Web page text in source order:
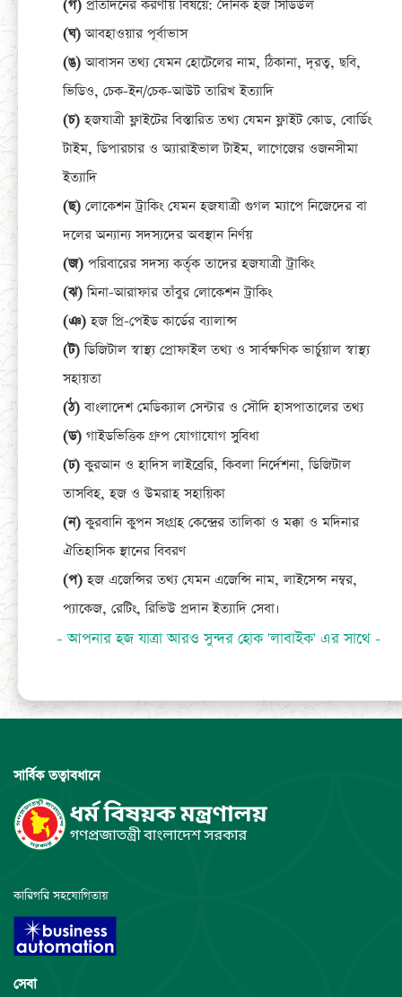
(গ) প্রতিদিনের করণীয় বিষয়ে: দৈনিক হজ সিডিউল
(ঘ)আবহাওয়ার পূর্বাভাস
(ঙ)আবাসন তথ্য যেমন হোটেলের নাম, ঠিকানা, দূরত্ব, ছবি,
ভিডিও, চেক-ইন/চেক-আউট তারিখ ইত্যাদি
(চ)হজযাত্রী ফ্লাইটের বিস্তারিত তথ্য যেমন ফ্লাইট কোড, বোর্ডিং
টাইম, ডিপারচার ও অ্যারাইভাল টাইম, লাগেজের ওজনসীমা
ইত্যাদি
(ছ) লোকেশন ট্রাকিং যেমন হজযাত্রী গুগল ম্যাপে নিজেদের বা
দলের অন্যান্য সদস্যদের অবস্থান নির্ণয়
(জ) পরিবারের সদস্য কর্তৃক তাদের হজযাত্রী ট্রাকিং
(ঝ)মিনা-আরাফার তাঁবুর লোকেশন ট্রাকিং
(ঞ)হজ প্রি-পেইড কার্ডের ব্যালান্স
(ট)ডিজিটাল স্বাস্থ্য প্রোফাইল তথ্য ও সার্বক্ষণিক ভার্চুয়াল স্বাস্থ্য
সহায়তা
(ঠ)বাংলাদেশ মেডিক্যাল সেন্টার ও সৌদি হাসপাতালের তথ্য
(ড) গাইডভিত্তিক গ্রুপ যোগাযোগ সুবিধা
(ঢ)কুরআন ও হাদিস লাইব্রেরি, কিবলা নির্দেশনা, ডিজিটাল
তাসবিহ, হজ ও উমরাহ সহায়িকা
(ন)কুরবানি কুপন সংগ্রহ কেন্দ্রের তালিকা ও মক্কা ও মদিনার
ঐতিহাসিক স্থানের বিবরণ
(প)হজ এজেন্সির তথ্য যেমন এজেন্সি নাম, লাইসেন্স নম্বর,
প্যাকেজ, রেটিং, রিভিউ প্রদান ইত্যাদি সেবা।
- আপনার হজ যাত্রা আরও সুন্দর হোক 'লাবাইক' এর সাথে -
সার্বিক তত্বাবধানে
কারিগরি সহযোগিতায়
সেবা